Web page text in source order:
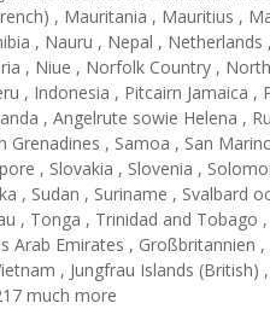
, Mauritania , Mauritius ,
, Nauru , Nepal ,
, Niue , Norfolk Country ,
, Indonesia , Pitcairn Jamaica
, Angelrute sowie Helena ,
Grenadines , Samoa , San
, Slovakia , Slovenia ,
, Sudan , Suriname , Svalbard
, Tonga , Trinidad and
Arab Emirates ,
, Jungfrau Islands
much more